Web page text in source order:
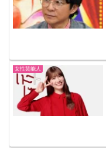
女性芸能人